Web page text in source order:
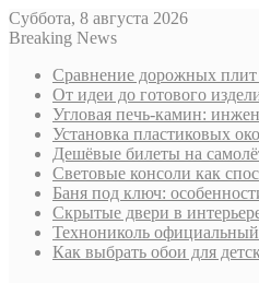
Суббота, 8 августа 2026
Breaking News
Сравнение дорожных
От идеи до готового
Угловая печь-камин:
Установка пластиковых
Дешёвые билеты на
Световые консоли как
Баня под ключ:
Скрытые двери в
Технониколь
Как выбрать обои для